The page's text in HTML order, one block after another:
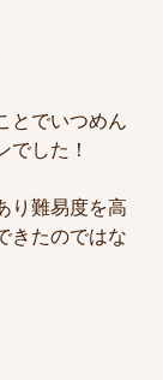
とでいつめん
でした！
り難易度を高
きたのではな